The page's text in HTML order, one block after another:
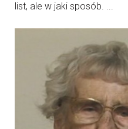
list, ale w jaki sposób. ...